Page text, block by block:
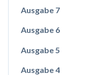
Ausgabe 7
Ausgabe 6
Ausgabe 5
Ausgabe 4